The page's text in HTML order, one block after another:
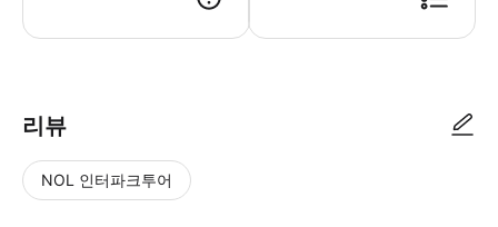
리뷰
NOL 인터파크투어